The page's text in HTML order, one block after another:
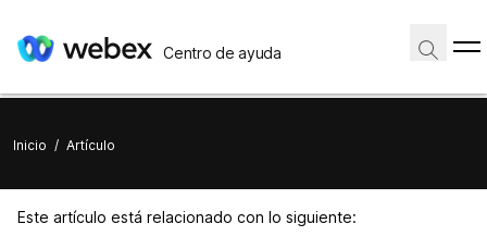
Centro de ayuda
Inicio / Artículo
Este artículo está relacionado con lo siguiente: